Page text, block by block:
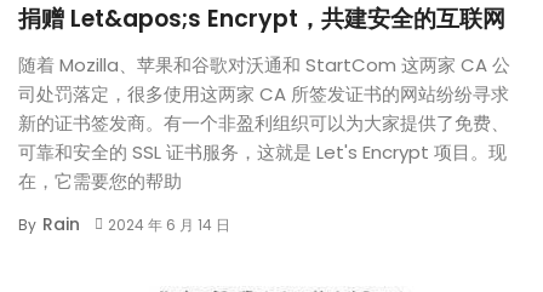
捐赠 Let&apos;s Encrypt，共建安全的互联网
随着 Mozilla、苹果和谷歌对沃通和 StartCom 这两家 CA 公
司处罚落定，很多使用这两家 CA 所签发证书的网站纷纷寻求
新的证书签发商。有一个非盈利组织可以为大家提供了免费、
可靠和安全的 SSL 证书服务，这就是 Let's Encrypt 项目。现
在，它需要您的帮助
By Rain 2024 年 6 月 14 日